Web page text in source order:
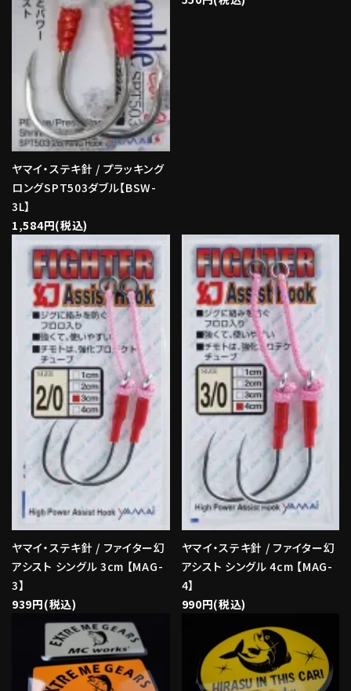
ヤマイ・ステキ針 / プラッキング
ロングSPT503ダブル【BSW-
3L】
1,584円(税込)
ヤマイ・ステキ針 / ファイター幻
アシスト シングル 3cm 【MAG-
3】
939円(税込)
ヤマイ・ステキ針 / ファイター幻
アシスト シングル 4cm 【MAG-
4】
990円(税込)